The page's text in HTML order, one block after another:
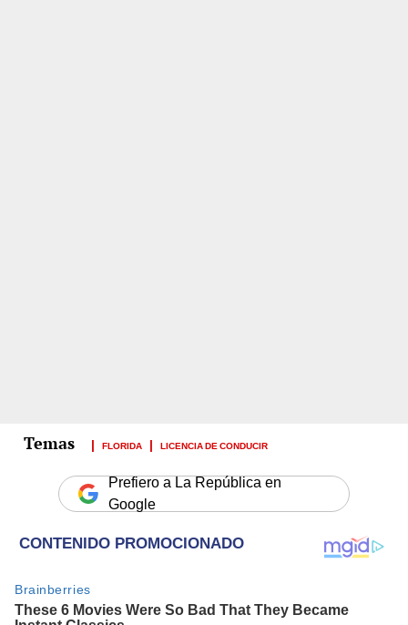
FLORIDA LICENCIA DE CONDUCIR
Prefiero a La República en
Google